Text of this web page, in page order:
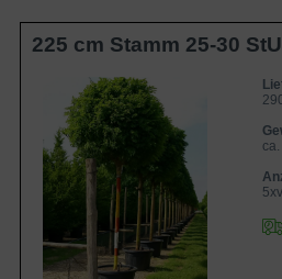
225 cm Stamm 25-30